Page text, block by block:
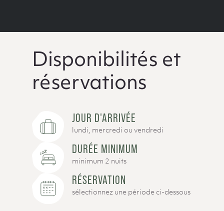
Disponibilités et
réservations
JOUR D'ARRIVÉE
lundi, mercredi ou vendredi
DURÉE MINIMUM
minimum 2 nuits
RÉSERVATION
sélectionnez une période ci-dessous